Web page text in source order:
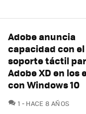
Adobe anuncia
capacidad con
soporte táctil
Adobe XD en los
con Windows 10
1 COMENTARIOS
HACE 8 AÑOS